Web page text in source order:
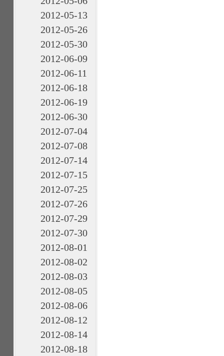
2012-05-13
2012-05-26
2012-05-30
2012-06-09
2012-06-11
2012-06-18
2012-06-19
2012-06-30
2012-07-04
2012-07-08
2012-07-14
2012-07-15
2012-07-25
2012-07-26
2012-07-29
2012-07-30
2012-08-01
2012-08-02
2012-08-03
2012-08-05
2012-08-06
2012-08-12
2012-08-14
2012-08-18